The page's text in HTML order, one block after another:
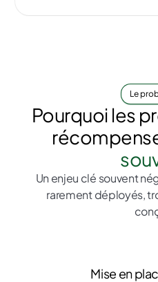
Le
Pourquoi les
Un enjeu clé souvent
rarement déployés,
Mise en